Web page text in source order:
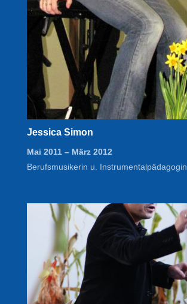
Jessica Simon
Mai 2011 – März 2012
Berufsmusikerin u. Instrumentalpädagogin